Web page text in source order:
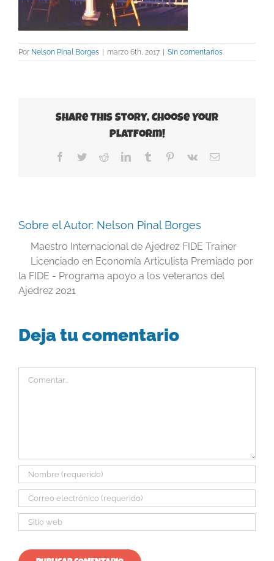
Por Nelson Pinal Borges | marzo 6th, 2017 | Sin comentarios
Share This Story, Choose Your
Platform!
Facebook
TwitterRedditLinkedInTumblr Pinterest
Vk
Correo
Sobre el Autor: Nelson Pinal Borges
Maestro Internacional de Ajedrez FIDE Trainer
Licenciado en Economía Articulista Premiado por
la FIDE - Programa apoyo a los veteranos del
Ajedrez 2021
Deja tu comentario